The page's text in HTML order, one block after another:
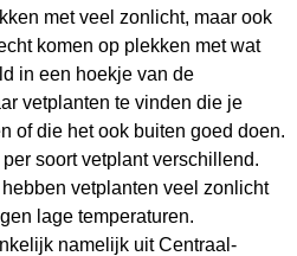
met veel zonlicht, maar ook
komen op plekken met wat
in een hoekje van de
vetplanten te vinden die je
of die het ook buiten goed doen.
soort vetplant verschillend.
vetplanten veel zonlicht
lage temperaturen.
namelijk uit Centraal-